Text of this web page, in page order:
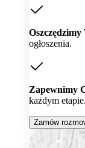
Oszczędzimy
ogłoszenia.
Zapewnimy
każdym etapie.
Zamów